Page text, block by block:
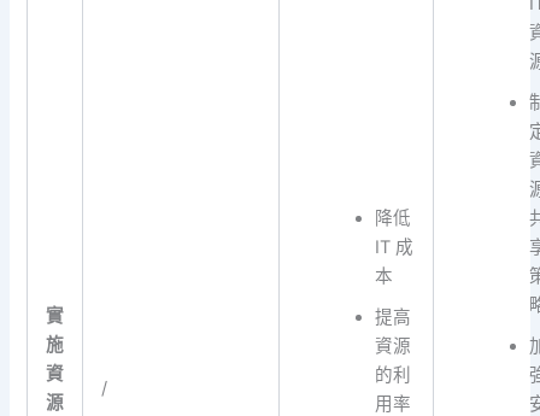
實
施
資
源
/
降低
IT 成
本
提高
資源
的利
用率